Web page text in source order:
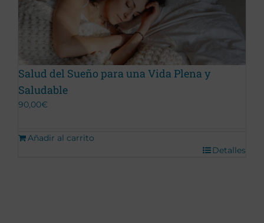
Salud del Sueño para una Vida Plena y
Saludable
90,00€
Añadir al carrito
Detalles